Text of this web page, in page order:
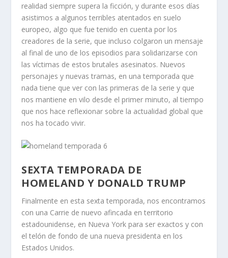
realidad siempre supera la ficción, y durante esos días
asistimos a algunos terribles atentados en suelo
europeo, algo que fue tenido en cuenta por los
creadores de la serie, que incluso colgaron un mensaje
al final de uno de los episodios para solidarizarse con
las víctimas de estos brutales asesinatos. Nuevos
personajes y nuevas tramas, en una temporada que
nada tiene que ver con las primeras de la serie y que
nos mantiene en vilo desde el primer minuto, al tiempo
que nos hace reflexionar sobre la actualidad global que
nos ha tocado vivir.
SEXTA TEMPORADA DE
HOMELAND Y DONALD TRUMP
Finalmente en esta sexta temporada, nos encontramos
con una Carrie de nuevo afincada en territorio
estadounidense, en Nueva York para ser exactos y con
el telón de fondo de una nueva presidenta en los
Estados Unidos.